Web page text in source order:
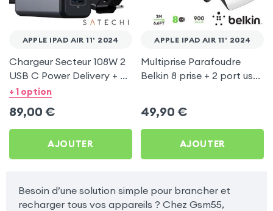
APPLE IPAD AIR 11' 2024
Chargeur Secteur 108W 2
USB C Power Delivery + 2
USB, Câble Secteur,
+ 1 option
89,00 €
AJOUTER
APPLE IPAD AIR 11' 2024
Multiprise Parafoudre
Belkin 8 prise + 2 port usb
49,90 €
AJOUTER
Besoin d’une solution simple pour brancher et
recharger tous vos appareils ? Chez Gsm55,